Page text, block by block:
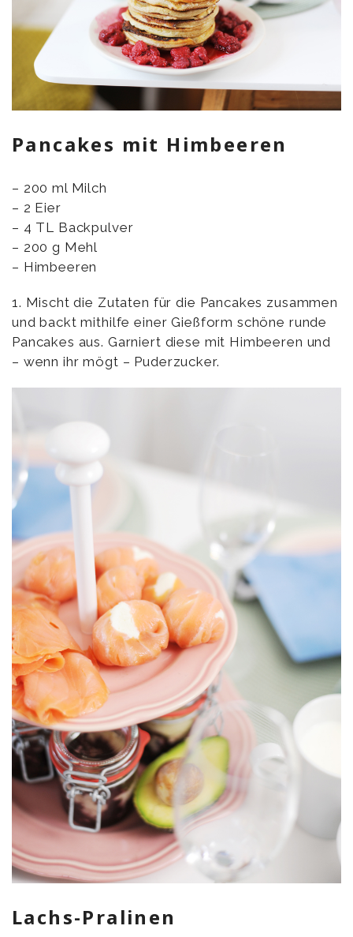
Pancakes mit Himbeeren
– 200 ml Milch
– 2 Eier
– 4 TL Backpulver
– 200 g Mehl
– Himbeeren
1. Mischt die Zutaten für die Pancakes zusammen
und backt mithilfe einer Gießform schöne runde
Pancakes aus. Garniert diese mit Himbeeren und
– wenn ihr mögt – Puderzucker.
Lachs-Pralinen